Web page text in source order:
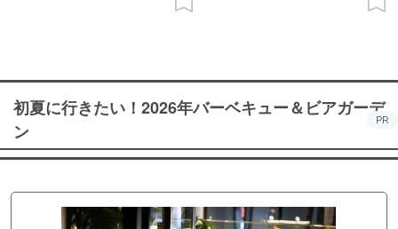
初夏に行きたい！2026年バーベキュー＆ビアガーデ
ン
PR